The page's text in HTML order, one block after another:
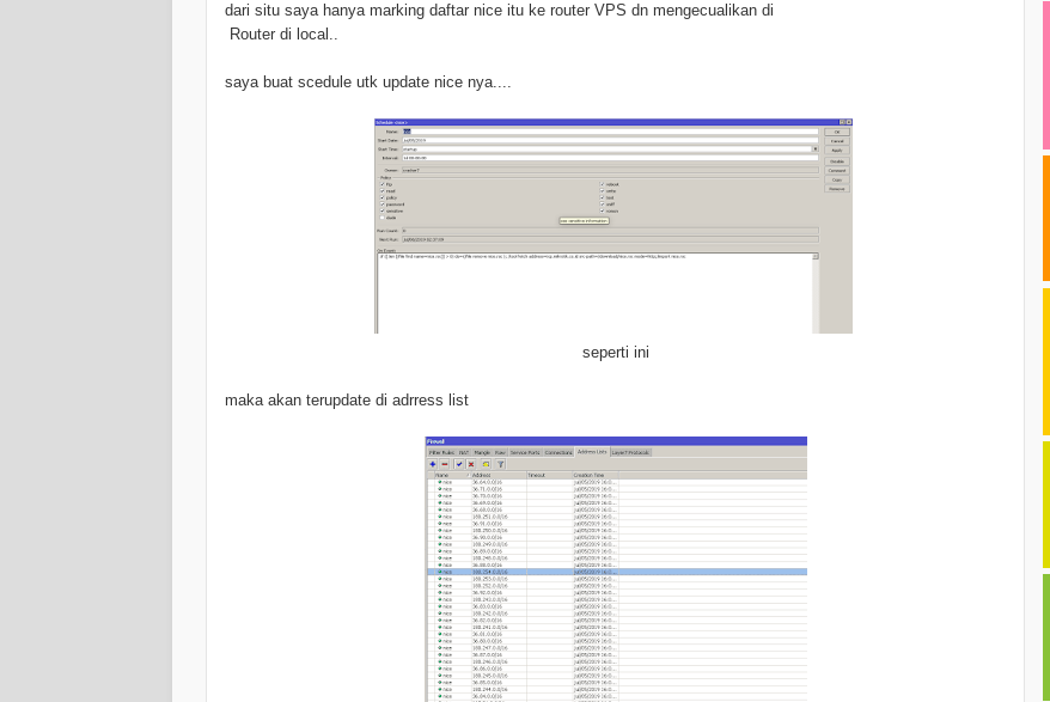
dari situ saya hanya marking daftar nice itu ke router VPS dn mengecualikan di
Router di local..
saya buat scedule utk update nice nya....
seperti ini
maka akan terupdate di adrress list